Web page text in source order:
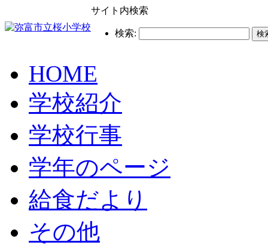
サイト内検索
検索:
HOME
学校紹介
学校行事
学年のページ
給食だより
その他